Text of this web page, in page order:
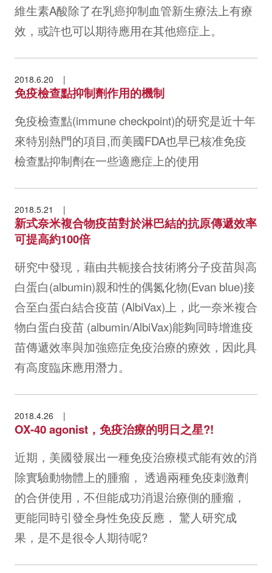
維生素A酸除了在乳癌抑制血管新生療法上有療
效，或許也可以期待應用在其他癌症上。
2018.6.20
免疫檢查點抑制劑作用的機制
免疫檢查點(immune checkpoint)的研究是近十年
來特別熱門的項目,而美國FDA也早已核准免疫
檢查點抑制劑在一些適應症上的使用
2018.5.21
新式奈米複合物疫苗對於淋巴結的抗原傳遞效率
可提高約100倍
研究中發現，藉由共軛接合技術將分子疫苗與高
白蛋白(albumin)親和性的偶氮化物(Evan blue)接
合至白蛋白結合疫苗 (AlbiVax)上，此一奈米複合
物白蛋白疫苗 (albumin/AlbiVax)能夠同時增進疫
苗傳遞效率與加強癌症免疫治療的療效，因此具
有高度臨床應用潛力。
2018.4.26
OX-40 agonist，免疫治療的明日之星?!
近期，美國發展出一種免疫治療模式能有效的消
除實驗動物體上的腫瘤， 透過兩種免疫刺激劑
的合併使用，不但能成功消退治療側的腫瘤，
更能同時引發全身性免疫反應， 驚人研究成
果，是不是很令人期待呢?